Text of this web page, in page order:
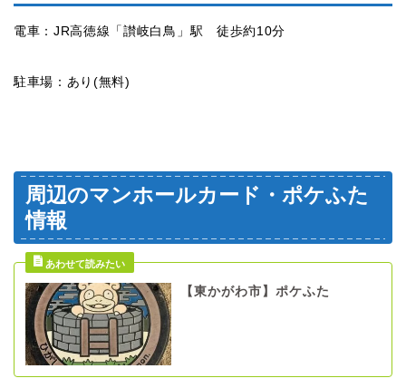
電車：JR高徳線「讃岐白鳥」駅 徒歩約10分
駐車場：あり(無料)
周辺のマンホールカード・ポケふた
情報
【東かがわ市】ポケふた